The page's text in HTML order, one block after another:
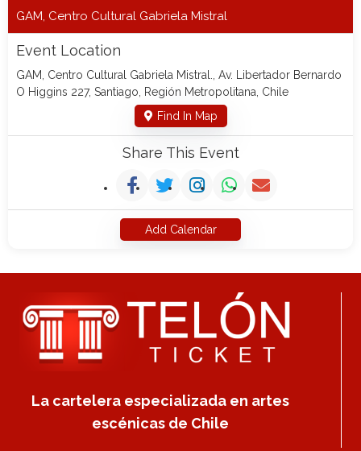
GAM, Centro Cultural Gabriela Mistral
Event Location
GAM, Centro Cultural Gabriela Mistral., Av. Libertador Bernardo
O Higgins 227, Santiago, Región Metropolitana, Chile
Find In Map
Share This Event
Add Calendar
La cartelera especializada en artes
escénicas de Chile